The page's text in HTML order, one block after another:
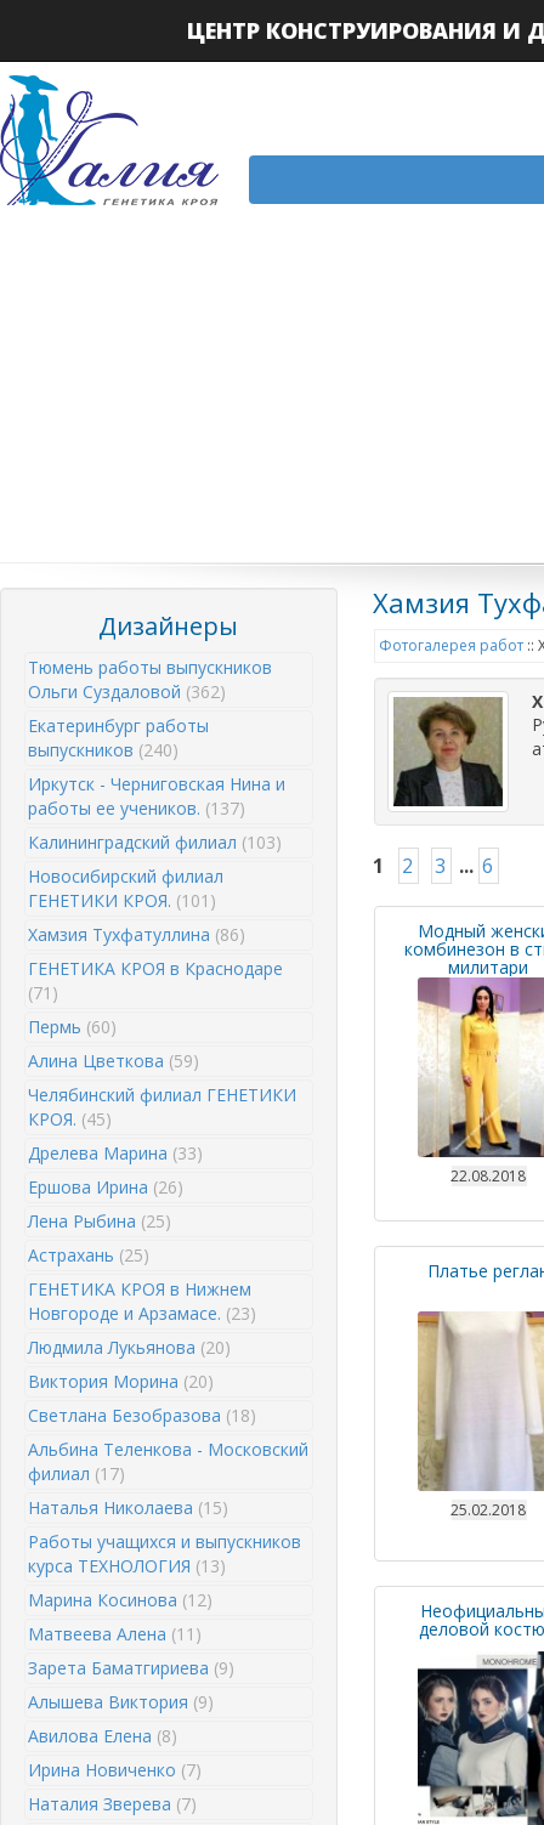
ЦЕНТР КОНСТРУИРОВАНИЯ
Дизайнеры
Тюмень работы выпускников
Ольги Суздаловой (362)
Екатеринбург работы
выпускников (240)
Иркутск - Черниговская Нина и
работы ее учеников. (137)
Калининградский филиал (103)
Новосибирский филиал
ГЕНЕТИКИ КРОЯ. (101)
Хамзия Тухфатуллина (86)
ГЕНЕТИКА КРОЯ в Краснодаре
(71)
Пермь (60)
Алина Цветкова (59)
Челябинский филиал ГЕНЕТИКИ
КРОЯ. (45)
Дрелева Марина (33)
Ершова Ирина (26)
Лена Рыбина (25)
Астрахань (25)
ГЕНЕТИКА КРОЯ в Нижнем
Новгороде и Арзамасе. (23)
Людмила Лукьянова (20)
Виктория Морина (20)
Светлана Безобразова (18)
Альбина Теленкова - Московский
филиал (17)
Наталья Николаева (15)
Работы учащихся и выпускников
курса ТЕХНОЛОГИЯ (13)
Марина Косинова (12)
Матвеева Алена (11)
Зарета Баматгириева (9)
Алышева Виктория (9)
Авилова Елена (8)
Ирина Новиченко (7)
Наталия Зверева (7)
Хамзия
Фотогалерея работ ::
1 2 3 ... 6
Модный
комбинезон в
милитари
22.08.2018
Платье
25.02.2018
деловой